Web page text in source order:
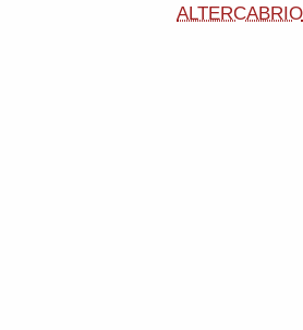
ALTERCABRIO